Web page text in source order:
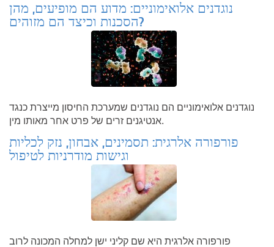
נוגדנים אלואימוניים: מדוע הם מופיעים, מהן
הסכנות וכיצד הם מזוהים?
נוגדנים אלואימוניים הם נוגדנים שמערכת החיסון מייצרת כנגד
אנטיגנים זרים של פרט אחר מאותו מין.
פורפורה אלרגית: תסמינים, אבחון, נזק לכליות
וגישות מודרניות לטיפול
פורפורה אלרגית היא שם קליני ישן למחלה המכונה לרוב